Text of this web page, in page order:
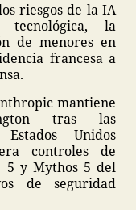
riesgos de la IA
tecnológica, la
de menores en
francesa a
mantiene
tras las
Unidos
controles de
5 y Mythos 5 del
de seguridad